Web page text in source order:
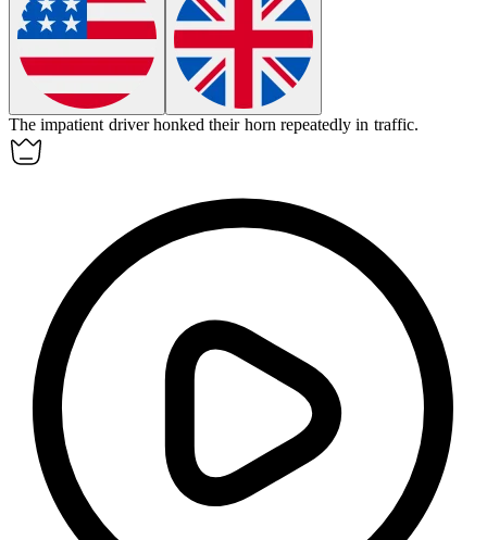
Theimpatient driver honked their horn repeatedly in traffic.